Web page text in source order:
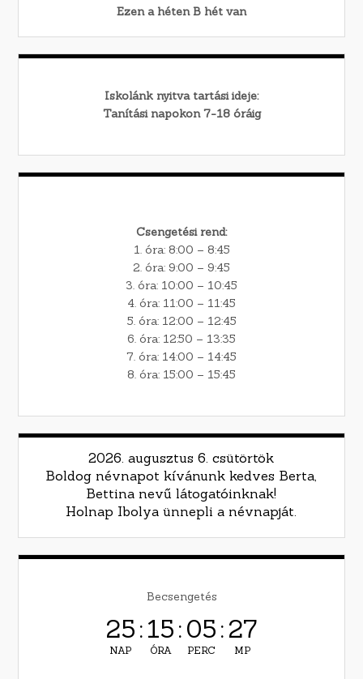
Ezen a héten B hét van
Iskolánk nyitva tartási ideje:
Tanítási napokon 7-18 óráig
Csengetési rend:
1. óra: 8:00 – 8:45
2. óra: 9:00 – 9:45
3. óra: 10:00 – 10:45
4. óra: 11:00 – 11:45
5. óra: 12:00 – 12:45
6. óra: 12:50 – 13:35
7. óra: 14:00 – 14:45
8. óra: 15:00 – 15:45
2026. augusztus 6. csütörtök
Boldog névnapot kívánunk kedves Berta,
Bettina nevű látogatóinknak!
Holnap Ibolya ünnepli a névnapját.
Becsengetés
25
NAP
:15
ÓRA
:05
PERC
:26
MP